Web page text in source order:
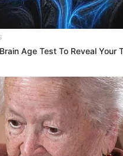
Age Test To Reveal Your